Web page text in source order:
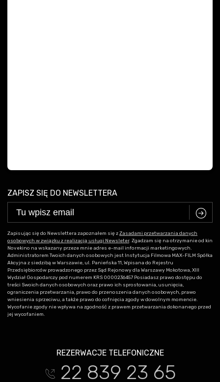
ZAPISZ SIĘ DO NEWSLETTERA
C
Zapisując się do Newslettera zapoznałem się zZasadami przetwarzania danych
osobowych w związku z realizacją usługi Newsleter. Zgadzam się na otrzymanie od kin
Novekino na wskazany przeze mnie adres e-mail informacji marketingowych.
Administratorem Twoich danych osobowych jest Instytucja Filmowa MAX-FILM Spółka
Akcyjna z siedzibą w Warszawie, ul. Panieńska 11, Wpisana do Rejestru
Przedsiębiorców prowadzonego przez Sąd Rejonowy dla Warszawy Mokotowa, XIII
Wydział Gospodarczy pod numerem KRS 0000236457 Posiadasz prawo dostępu do
treści Swoich danych osobowych oraz prawo ich sprostowania, usunięcia,
ograniczenia przetwarzania, prawo do przenoszenia danych osobowych, prawo
wniesienia sprzeciwu, a także prawo do cofnięcia zgody w dowolnym momencie.
Wycofanie zgody nie wpływa na zgodność z prawem przetwarzania dokonanego przed
jej wycofaniem.
REZERWACJE TELEFONICZNE
t 22 839 23 65